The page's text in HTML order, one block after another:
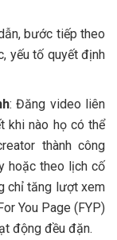
bước tiếp theo
yếu tố quyết định
: Đăng video liên
khi nào họ có thể
thành công
hoặc theo lịch cố
chỉ tăng lượt xem
You Page (FYP)
động đều đặn.